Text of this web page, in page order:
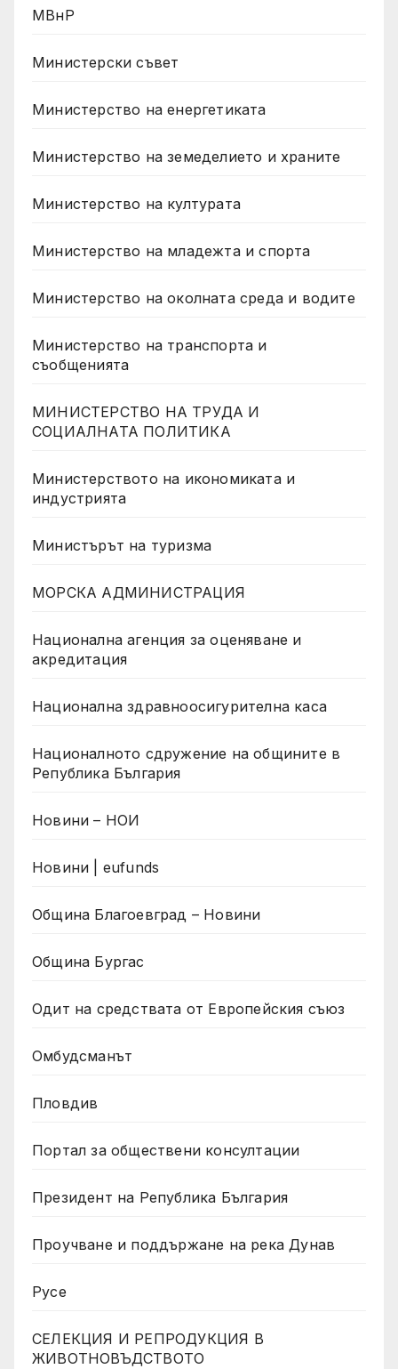
МВнР
Министерски съвет
Министерство на енергетиката
Министерство на земеделието и храните
Министерство на културата
Министерство на младежта и спорта
Министерство на околната среда и водите
Министерство на транспорта и
съобщенията
МИНИСТЕРСТВО НА ТРУДА И
СОЦИАЛНАТА ПОЛИТИКА
Министерството на икономиката и
индустрията
Министърът на туризма
МОРСКА АДМИНИСТРАЦИЯ
Национална агенция за оценяване и
акредитация
Национална здравноосигурителна каса
Националното сдружение на общините в
Република България
Новини – НОИ
Новини | eufunds
Община Благоевград – Новини
Община Бургас
Одит на средствата от Европейския съюз
Омбудсманът
Пловдив
Портал за обществени консултации
Президент на Република България
Проучване и поддържане на река Дунав
Русе
СЕЛЕКЦИЯ И РЕПРОДУКЦИЯ В
ЖИВОТНОВЪДСТВОТО